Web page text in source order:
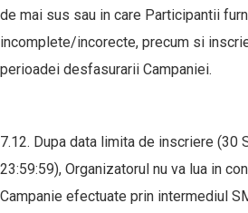
de mai sus sau in care Participantii
incomplete/incorecte, precum si
perioadei desfasurarii Campaniei.
7.12. Dupa data limita de inscriere (30
23:59:59), Organizatorul nu va lua in
Campanie efectuate prin intermediul